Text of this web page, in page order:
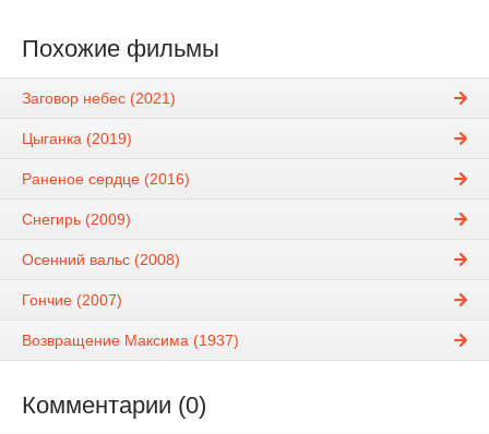
Похожие фильмы
Заговор небес (2021)
Цыганка (2019)
Раненое сердце (2016)
Снегирь (2009)
Осенний вальс (2008)
Гончие (2007)
Возвращение Максима (1937)
Комментарии (0)